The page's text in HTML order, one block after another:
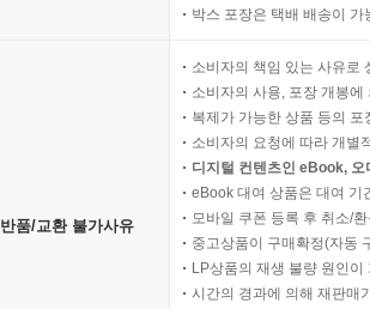
박스 포장은 택배 배송이
반품/교환 불가사유
소비자의 책임 있는 사유로
소비자의 사용, 포장 개봉
복제가 가능한 상품 등의
소비자의 요청에 따라 개별
디지털 컨텐츠인 eBook,
eBook 대여 상품은 대여 기
모바일 쿠폰 등록 후 취소/
중고상품이 구매확정(자동
LP상품의 재생 불량 원인
시간의 경과에 의해 재판매